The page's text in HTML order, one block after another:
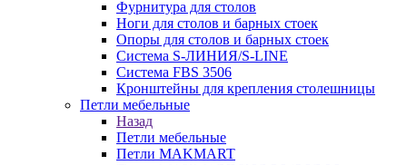
Фурнитура для столов
Ноги для столов и барных стоек
Опоры для столов и барных стоек
Система S-ЛИНИЯ/S-LINE
Система FBS 3506
Кронштейны для крепления столешницы
Петли мебельные
Назад
Петли мебельные
Петли MAKMART